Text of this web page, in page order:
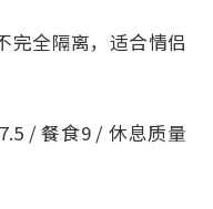
完全隔离，适合情侣
/ 餐食9 / 休息质量